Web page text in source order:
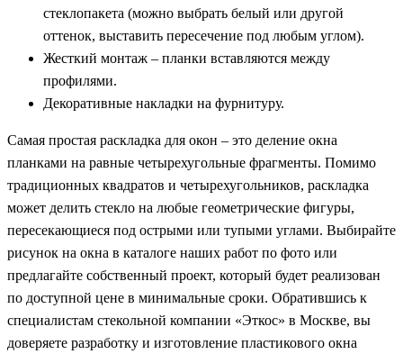
стеклопакета (можно выбрать белый или другой
оттенок, выставить пересечение под любым углом).
Жесткий монтаж – планки вставляются между
профилями.
Декоративные накладки на фурнитуру.
Самая простая раскладка для окон – это деление окна
планками на равные четырехугольные фрагменты. Помимо
традиционных квадратов и четырехугольников, раскладка
может делить стекло на любые геометрические фигуры,
пересекающиеся под острыми или тупыми углами. Выбирайте
рисунок на окна в каталоге наших работ по фото или
предлагайте собственный проект, который будет реализован
по доступной цене в минимальные сроки. Обратившись к
специалистам стекольной компании «Эткос» в Москве, вы
доверяете разработку и изготовление пластикового окна